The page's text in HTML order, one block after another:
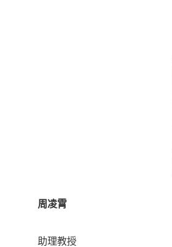
周凌霄
助理教授